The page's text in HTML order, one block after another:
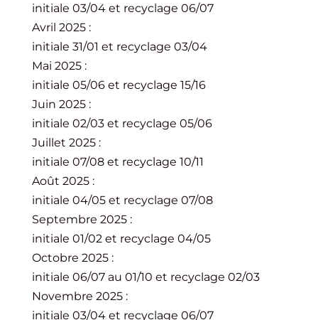
initiale 03/04 et recyclage 06/07
Avril 2025 :
initiale 31/01 et recyclage 03/04
Mai 2025 :
initiale 05/06 et recyclage 15/16
Juin 2025 :
initiale 02/03 et recyclage 05/06
Juillet 2025 :
initiale 07/08 et recyclage 10/11
Août 2025 :
initiale 04/05 et recyclage 07/08
Septembre 2025 :
initiale 01/02 et recyclage 04/05
Octobre 2025 :
initiale 06/07 au 01/10 et recyclage 02/03
Novembre 2025 :
initiale 03/04 et recyclage 06/07